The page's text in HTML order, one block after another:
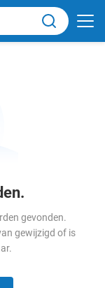
gevonden.
gewijzigd of is